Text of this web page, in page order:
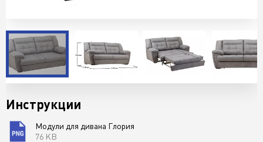
Инструкции
Модули для дивана Глория
76 KB